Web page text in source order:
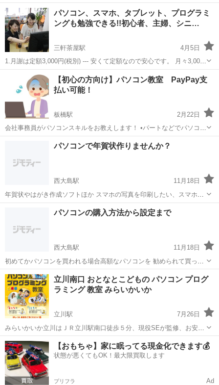
科書代別途2000円。パソコン貸し出し可能。 プライベートレッスンで
す。
東京 あきる野市 初心者
パソコン、スマホ、タブレット、プログラミ
ングも勉強できる!!初心者、主婦、シニ…
三軒茶屋駅
4月5日
1.月謝は定額3,000円(税別) --- 安くて定額なので安心です。 月々3,000
円(税込 3,300円)通い放題だから、安心して通えます。 ※別途コース料
金が初回1回だけかかります。 テキスト代もかかりませ...
世田谷区 三軒茶屋駅 Windows総合
【初心の方向け】パソコン教室 PayPay支
払い可能！
板橋駅
2月22日
会社事務員がパソコンスキルをお教えします！ •パートなどでパソコン
を使わないといけない… •PTAなどでパソコンを使用しないと… •全く
ソコンの使用方...
板橋駅 Windows総合 PTA
パソコンで年賀状作りませんか？
西大島駅
11月18日
年賀状やはがき作成ソフトほか スマホの写真を印刷したい、スマホの
メールが分からない iPad（アイパッド）、iPhone（アイホーン）、ア
ンドロイドスマホなど 多岐に対応致します 価格は1時間あたり5,0...
Windows総合 年賀状
パソコンの購入方法から設定まで
西大島駅
11月18日
初めてかパソコンを買われる場合高額なパソコンを 勧められて買って
しまうなど 必要ないものまで買わされる場合があります。 後悔しない
ようにパソコンを買う場合 それなりに知識が必要になってしまいま
す。 基礎からしっかりと身につけ...
東京 江東区 西大島駅 Windows総合
立川南口 おとなとこどもの パソコン プログ
ラミング 教室 みらいかいか
立川駅
7月26日
みらいかいか立川はＪＲ立川駅南口徒歩５分、現役SEが監修、お安い
料金設定でしっかり学べるパソコン教室です！ Office、プログラミン
グ、ＭＯＳ試験対策、日商、サーティファイ プログラミング検定試験
の受験ならみらいかいかへ...
東京 立川市 立川駅 Windows総合 サーティファイ
【おもちゃ】家に眠ってる現金化できます💰
状態が悪くてもOK！最大限買取します
プリフラ Ad